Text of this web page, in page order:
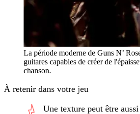
La période moderne de Guns N’
guitares capables de créer de
chanson.
À retenir dans votre jeu
Une texture peut être